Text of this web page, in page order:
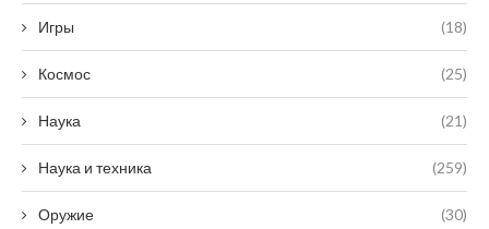
Игры (18)
Космос (25)
Наука (21)
Наука и техника (259)
Оружие (30)